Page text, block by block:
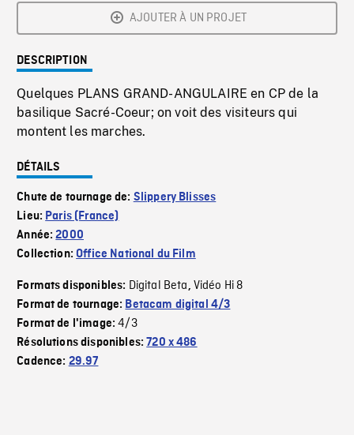
AJOUTER À UN PROJET
DESCRIPTION
Quelques PLANS GRAND-ANGULAIRE en CP de la
basilique Sacré-Coeur; on voit des visiteurs qui
montent les marches.
DÉTAILS
Chute de tournage de: Slippery Blisses
Lieu: Paris (France)
Année:2000
Collection:Office National du Film
Formats disponibles: Digital Beta, Vidéo Hi 8
Format de tournage: Betacam digital 4/3
Format de l'image:4/3
Résolutions disponibles:720 x 486
Cadence: 29.97